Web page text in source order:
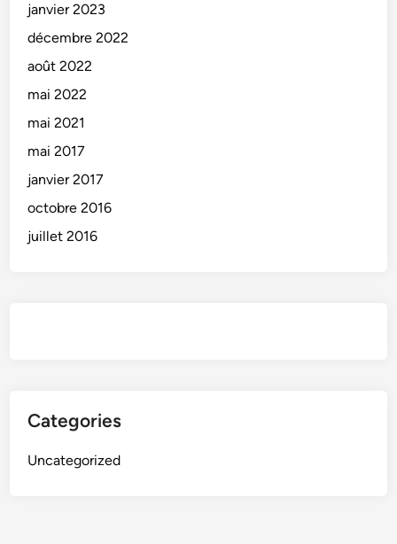
janvier 2023
décembre 2022
août 2022
mai 2022
mai 2021
mai 2017
janvier 2017
octobre 2016
juillet 2016
Categories
Uncategorized